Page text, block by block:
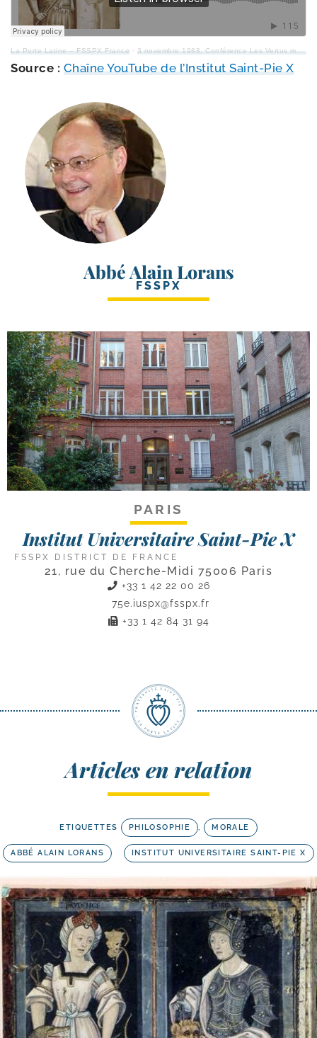
La Porte Latine – FSSPX France · 3 novembre 1988, Conférence Les Vertus morales : la Force, Abbé Alain LORANS
Source : Chaîne YouTube de l’Institut Saint-​Pie X
Abbé Alain Lorans
FSSPX
PARIS
Institut Universitaire Saint-Pie X
FSSPX DISTRICT DE FRANCE
21, rue du Cherche-Midi 75006 Paris
+33 1 42 22 00 26
75e.iuspx@fsspx.fr
+33 1 42 84 31 94
Articles en relation
ETIQUETTES PHILOSOPHIE , MORALE
ABBÉ ALAIN LORANS INSTITUT UNIVERSITAIRE SAINT-PIE X